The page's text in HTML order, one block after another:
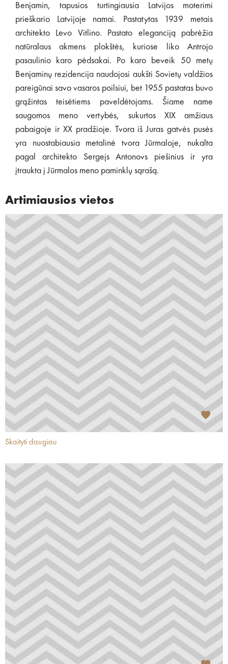
Benjamin, tapusios turtingiausia Latvijos moterimi
prieškario Latvijoje namai. Pastatytas 1939 metais
architekto Levo Vitlino. Pastato eleganciją pabrėžia
natūralaus akmens plokštės, kuriose liko Antrojo
pasaulinio karo pėdsakai. Po karo beveik 50 metų
Benjaminų rezidencija naudojosi aukšti Sovietų valdžios
pareigūnai savo vasaros poilsiui, bet 1955 pastatas buvo
grąžintas teisėtiems paveldėtojams. Šiame name
saugomos meno vertybės, sukurtos XIX amžiaus
pabaigoje ir XX pradžioje. Tvora iš Juras gatvės pusės
yra nuostabiausia metalinė tvora Jūrmaloje, nukalta
pagal architekto Sergejs Antonovs piešinius ir yra
įtraukta į Jūrmalos meno paminklų sąrašą.
Artimiausios vietos
Skaityti daugiau